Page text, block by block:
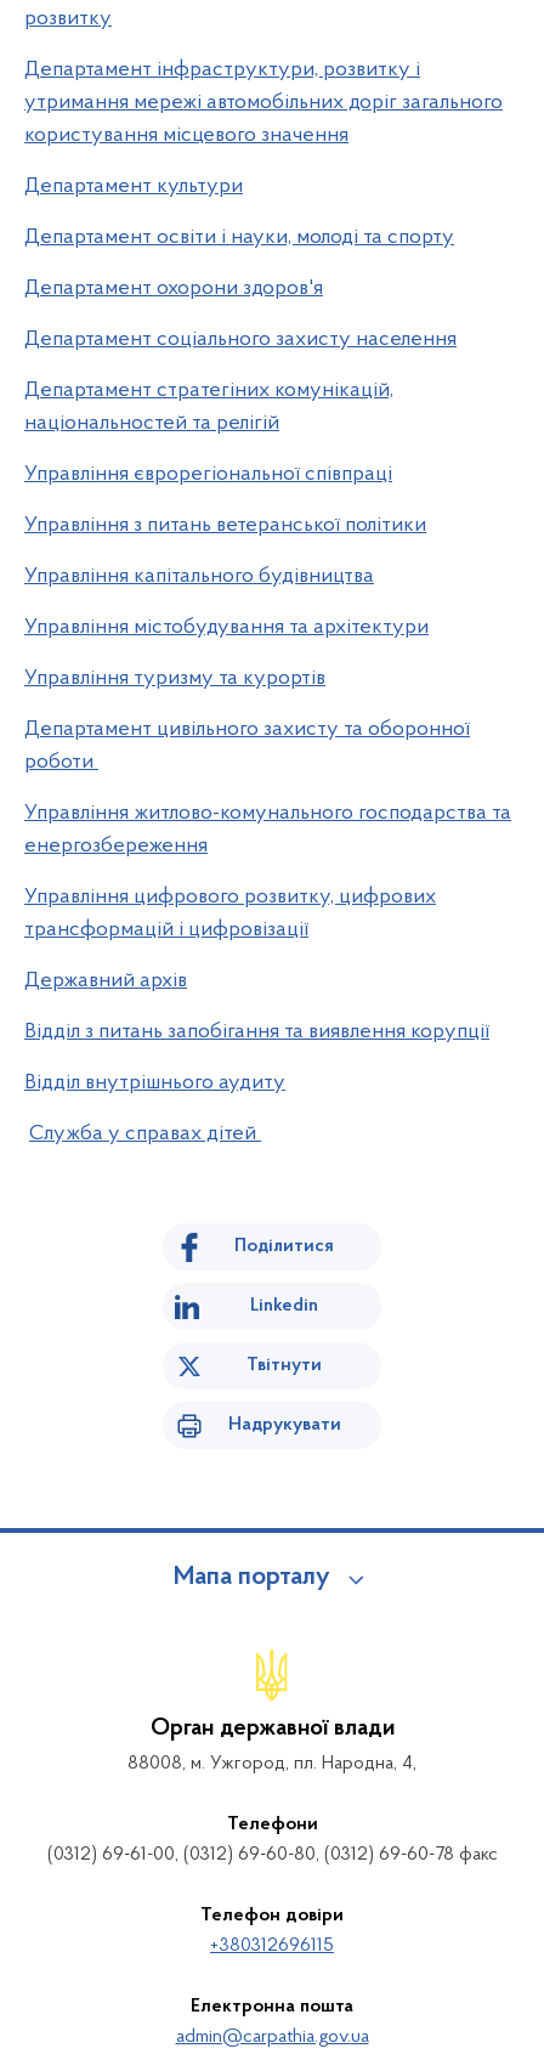
розвитку
Департамент інфраструктури, розвитку і
утримання мережі автомобільних доріг загального
користування місцевого значення
Департамент культури
Департамент освіти і науки, молоді та спорту
Департамент охорони здоров'я
Департамент соціального захисту населення
Департамент стратегіних комунікацій,
національностей та релігій
Управління єврорегіональної співпраці
Управління з питань ветеранської політики
Управління капітального будівництва
Управління містобудування та архітектури
Управління туризму та курортів
Департамент цивільного захисту та оборонної
роботи
Управління житлово-комунального господарства та
енергозбереження
Управління цифрового розвитку, цифрових
трансформацій і цифровізації
Державний архів
Відділ з питань запобігання та виявлення корупції
Відділ внутрішнього аудиту
Служба у справах дітей
Поділитися
Linkedin
Твітнути
Надрукувати
Мапа порталу
Орган державної влади
88008, м. Ужгород, пл. Народна, 4,
Телефони
(0312) 69-61-00, (0312) 69-60-80, (0312) 69-60-78 факс
Телефон довіри
+380312696115
Електронна пошта
admin@carpathia.gov.ua